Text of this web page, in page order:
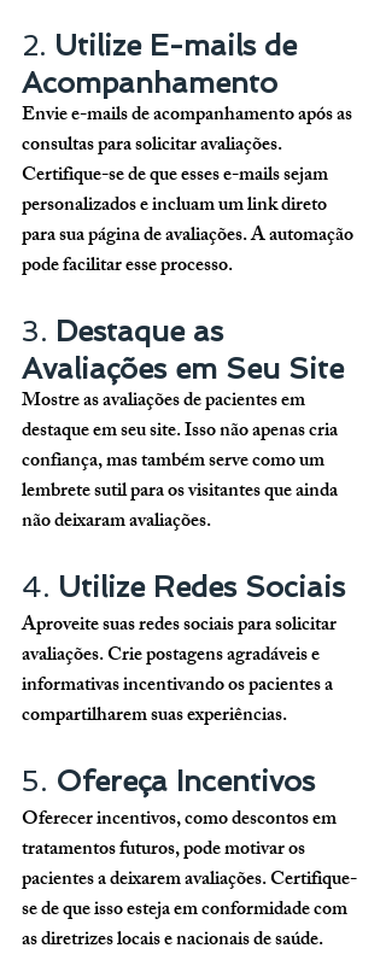
2. Utilize E-mails de
Acompanhamento
Envie e-mails de acompanhamento após as
consultas para solicitar avaliações.
Certifique-se de que esses e-mails sejam
personalizados e incluam um link direto
para sua página de avaliações. A automação
pode facilitar esse processo.
3. Destaque as
Avaliações em Seu Site
Mostre as avaliações de pacientes em
destaque em seu site. Isso não apenas cria
confiança, mas também serve como um
lembrete sutil para os visitantes que ainda
não deixaram avaliações.
4. Utilize Redes Sociais
Aproveite suas redes sociais para solicitar
avaliações. Crie postagens agradáveis e
informativas incentivando os pacientes a
compartilharem suas experiências.
5. Ofereça Incentivos
Oferecer incentivos, como descontos em
tratamentos futuros, pode motivar os
pacientes a deixarem avaliações. Certifique-
se de que isso esteja em conformidade com
as diretrizes locais e nacionais de saúde.